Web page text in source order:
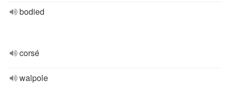
bodied
corsé
walpole